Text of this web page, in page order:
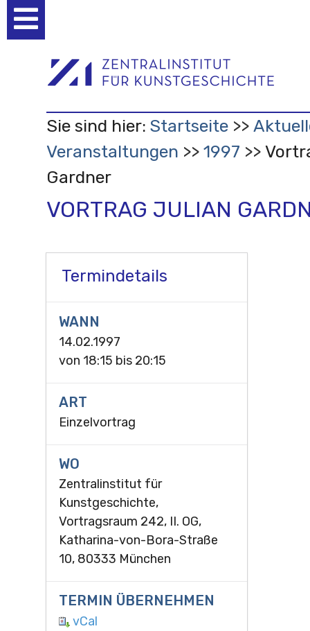
Werkzeuge
Sie sind hier: Startseite
Veranstaltungen
1997
Gardner
VORTRAG JULIAN
Termindetails
WANN
14.02.1997
von 18:15 bis 20:15
ART
Einzelvortrag
WO
Zentralinstitut für
Kunstgeschichte,
Vortragsraum 242, II. OG,
Katharina-von-Bora-Straße
10, 80333 München
TERMIN ÜBERNEHMEN
vCal